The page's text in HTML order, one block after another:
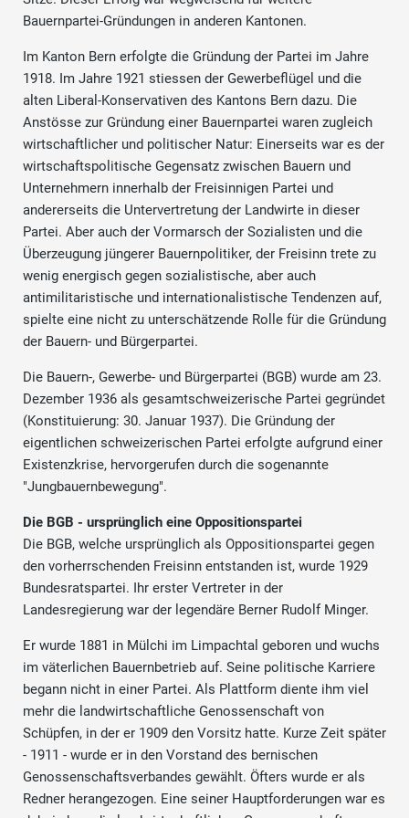
Bauernpartei-Gründungen in anderen Kantonen.
Im Kanton Bern erfolgte die Gründung der Partei im Jahre
1918. Im Jahre 1921 stiessen der Gewerbeflügel und die
alten Liberal-Konservativen des Kantons Bern dazu. Die
Anstösse zur Gründung einer Bauernpartei waren zugleich
wirtschaftlicher und politischer Natur: Einerseits war es der
wirtschaftspolitische Gegensatz zwischen Bauern und
Unternehmern innerhalb der Freisinnigen Partei und
andererseits die Untervertretung der Landwirte in dieser
Partei. Aber auch der Vormarsch der Sozialisten und die
Überzeugung jüngerer Bauernpolitiker, der Freisinn trete zu
wenig energisch gegen sozialistische, aber auch
antimilitaristische und internationalistische Tendenzen auf,
spielte eine nicht zu unterschätzende Rolle für die Gründung
der Bauern- und Bürgerpartei.
Die Bauern-, Gewerbe- und Bürgerpartei (BGB) wurde am 23.
Dezember 1936 als gesamtschweizerische Partei gegründet
(Konstituierung: 30. Januar 1937). Die Gründung der
eigentlichen schweizerischen Partei erfolgte aufgrund einer
Existenzkrise, hervorgerufen durch die sogenannte
"Jungbauernbewegung".
Die BGB - ursprünglich eine Oppositionspartei
Die BGB, welche ursprünglich als Oppositionspartei gegen
den vorherrschenden Freisinn entstanden ist, wurde 1929
Bundesratspartei. Ihr erster Vertreter in der
Landesregierung war der legendäre Berner Rudolf Minger.
Er wurde 1881 in Mülchi im Limpachtal geboren und wuchs
im väterlichen Bauernbetrieb auf. Seine politische Karriere
begann nicht in einer Partei. Als Plattform diente ihm viel
mehr die landwirtschaftliche Genossenschaft von
Schüpfen, in der er 1909 den Vorsitz hatte. Kurze Zeit später
- 1911 - wurde er in den Vorstand des bernischen
Genossenschaftsverbandes gewählt. Öfters wurde er als
Redner herangezogen. Eine seiner Hauptforderungen war es